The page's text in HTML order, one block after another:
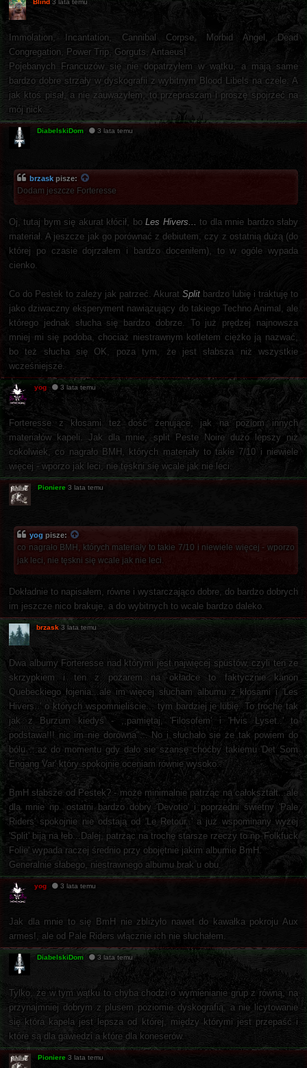
Blind 3 lata temu
Immolation, Incantation, Cannibal Corpse, Morbid Angel, Dead
Congregation, Power Trip, Gorguts, Antaeus!
Pojebanych Francuzów się nie dopatrzyłem w wątku, a mają same
bardzo dobre strzały w dyskografii z wybitnym Blood Libels na czele. A
jak ktoś pisał, a nie zauważyłem, to przepraszam i proszę spojrzeć na
mój nick.
DiabelskiDom 3 lata temu
brzask pisze:
Dodam jeszcze Forteresse
Oj, tutaj bym się akurat kłócił, boLes Hivers... to dla mnie bardzo słaby
materiał. A jeszcze jak go porównać z debiutem, czy z ostatnią dużą (do
której po czasie dojrzałem i bardzo doceniłem), to w ogóle wypada
cienko.
Co do Pestek to zależy jak patrzeć. Akurat Split bardzo lubię i traktuję to
jako dziwaczny eksperyment nawiązujący do takiego Techno Animal, ale
którego jednak słucha się bardzo dobrze. To już prędzej najnowsza
mniej mi się podoba, chociaż niestrawnym kotletem ciężko ją nazwać,
bo też słucha się OK, poza tym, że jest słabsza niż wszystkie
wcześniejsze.
yog 3 lata temu
Forteresse z kłosami też dość żenujące, jak na poziom innych
materiałów kapeli. Jak dla mnie, split Peste Noire dużo lepszy niż
cokolwiek, co nagrało BMH, których materiały to takie 7/10 i niewiele
więcej - wporzo jak leci, nie tęskni się wcale jak nie leci.
Pioniere 3 lata temu
yog pisze:
co nagrało BMH, których materiały to takie 7/10 i niewiele więcej - wporzo
jak leci, nie tęskni się wcale jak nie leci.
Dokładnie to napisałem, równe i wystarczająco dobre, do bardzo dobrych
im jeszcze nico brakuje, a do wybitnych to wcale bardzo daleko.
brzask 3 lata temu
Dwa albumy Forteresse nad którymi jest najwięcej spustów, czyli ten ze
skrzypkiem i ten z pożarem na okładce to faktycznie kanon
Quebeckiego łojenia...ale im więcej słucham albumu z kłosami i 'Les
Hivers..' o których wspomnieliście... tym bardziej je lubię. To trochę tak
jak z Burzum kiedyś - ,,pamiętaj, 'Filosofem' i 'Hvis Lyset..' to
podstawa!!! nic im nie dorówna"... No i słuchało sie że tak powiem do
bólu ...aż do momentu gdy dało sie szansę choćby takiemu 'Det Som
Engang Var' który spokojnie oceniam równie wysoko..
BmH słabsze od Pestek? - może minimalnie patrząc na całokształt...ale
dla mnie np. ostatni bardzo dobry 'Devotio' i poprzedni świetny 'Pale
Riders' spokojnie nie odstają od 'Le Retour..' a już wspominany wyżej
'Split' biją na łeb...Dalej, patrząc na trochę starsze rzeczy to np 'Folkfuck
Folie' wypada raczej średnio przy obojętnie jakim albumie BmH.
Generalnie słabego, niestrawnego albumu brak u obu.
yog 3 lata temu
Jak dla mnie to się BmH nie zbliżyło nawet do kawałka pokroju Aux
armes!, ale od Pale Riders włącznie ich nie słuchałem.
DiabelskiDom 3 lata temu
Tylko, że w tym wątku to chyba chodzi o wymienianie grup z równą, na
przynajmniej dobrym z plusem poziomie dyskografią, a nie licytowanie
się która kapela jest lepsza od której, między którymi jest przepaść i
które są dla gawiedzi a które dla koneserów.
Pioniere 3 lata temu